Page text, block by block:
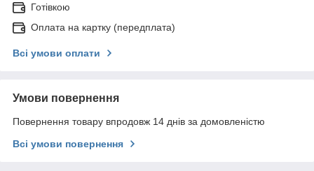
Готівкою
Оплата на картку (передплата)
Всі умови оплати
Умови повернення
Повернення товару впродовж 14 днів за домовленістю
Всі умови повернення